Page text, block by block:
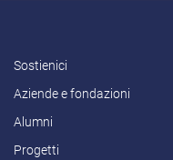
Sostienici
Aziende e fondazioni
Alumni
Progetti